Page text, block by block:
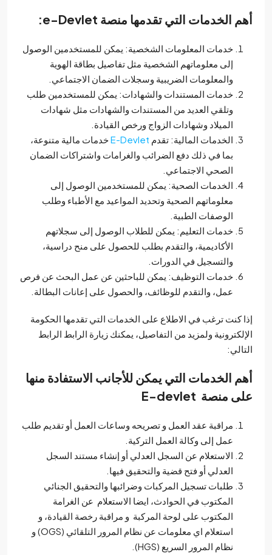
الخدمات التي تقدمها منصة e-Devlet
:
خدمات المعلومات الشخصية: يمكن للمستخدمين الوصول
إلى معلوماتهم الشخصية مثل تفاصيل بطاقة الهوية
والمعلومات الضريبية وسجلات الضمان الاجتماعي.
خدمات المستندات والشهادات: يمكن للمستخدمين طلب
وتلقي العديد من المستندات والشهادات مثل شهادات
الميلاد وشهادات الزواج ورخص القيادة.
الخدمات المالية: تقدمE-Devlet
خدمات مالية متنوعة،
بما في ذلك دفع الضرائب والغرامات واشتراكات الضمان
الصحي الاجتماعي.
الخدمات الصحية: يمكن للمستخدمين الوصول إلى
معلوماتهم الصحية وتحديد المواعيد مع الأطباء وطلب
الوصفات الطبية.
خدمات التعليم: يمكن للطلاب الوصول إلى سجلاتهم
الأكاديمية، والتقدم بطلب للحصول على منح دراسية،
والتسجيل في الدورات.
خدمات التوظيف: يمكن للباحثين عن عمل البحث عن فرص
عمل، والتقدم للوظائف، والحصول على إعانات البطالة.
كنت ترغب في الاطلاع على الخدمات التي تقدمها الحكومة
ولمزيد من التفاصيل، يمكنك زيارة الرابط الرابط
الخدمات التي يمكن للأجانب الاستفادة منها
منصةE-devlet
مراقبة عقد العمل و تصريحه وساعات العمل أو تقديم طلب
عمل إلى وكالة العمل التركية.
الاستعلام عن السجل العدلي أو إنشاء مستند السجل
العدلي أو فتح قضية والتحقيق فيها.
طلبات تسجيل المركبات وضرائبها والتحقيق الجنائي
المكتوب في الحوادث، ايضا الاستعلام عن الغرامة
المكتوب على لوحة المركبة و مراقبة رخصة القيادة، و
استعلام اي معلومات عن نظام المرور التلقائي (OGS) و
نظام المرور السريع (HGS).